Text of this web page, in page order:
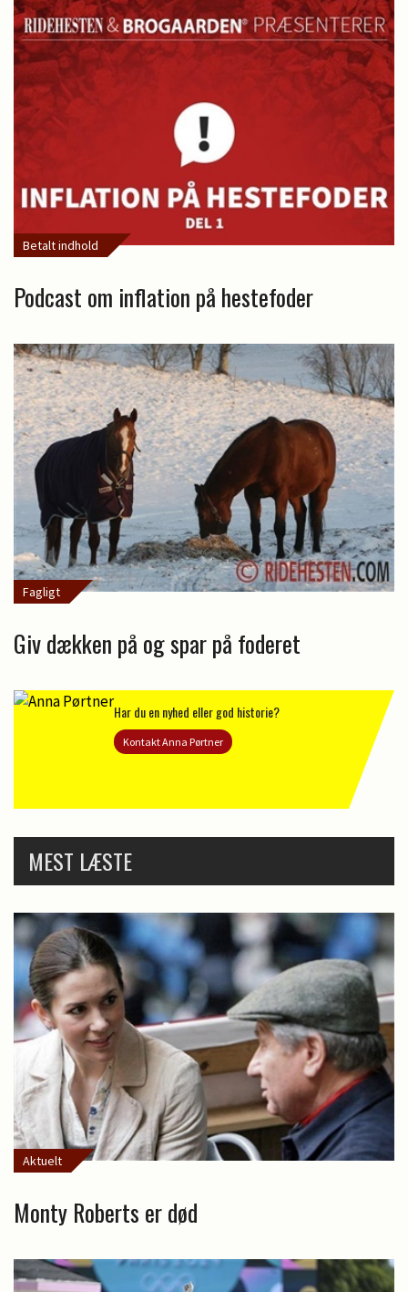
Betalt indhold
Podcast om inflation på hestefoder
Fagligt
Giv dækken på og spar på foderet
Har du en nyhed eller god historie?
Kontakt Anna Pørtner
MEST LÆSTE
Aktuelt
Monty Roberts er død